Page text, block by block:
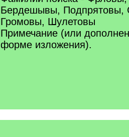
Бердешывы, Подпрятовы,
Громовы, Шулетовы
Примечание (или
форме изложения).